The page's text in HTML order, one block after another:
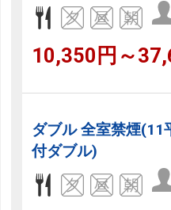
10,350円～
ダブル 全室禁煙(11
付ダブル)